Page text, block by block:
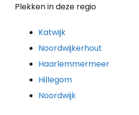
Plekken in deze regio
Katwijk
Noordwijkerhout
Haarlemmermeer
Hillegom
Noordwijk